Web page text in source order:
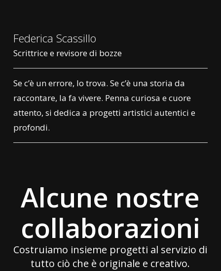
Federica Scassillo
Scrittrice e revisore di bozze
Se c’è un errore, lo trova. Se c’è una storia da
raccontare, la fa vivere. Penna curiosa e cuore
attento, si dedica a progetti artistici autentici e
profondi.
Alcune nostre
collaborazioni
Costruiamo insieme progetti al servizio di
tutto ciò che è originale e creativo.